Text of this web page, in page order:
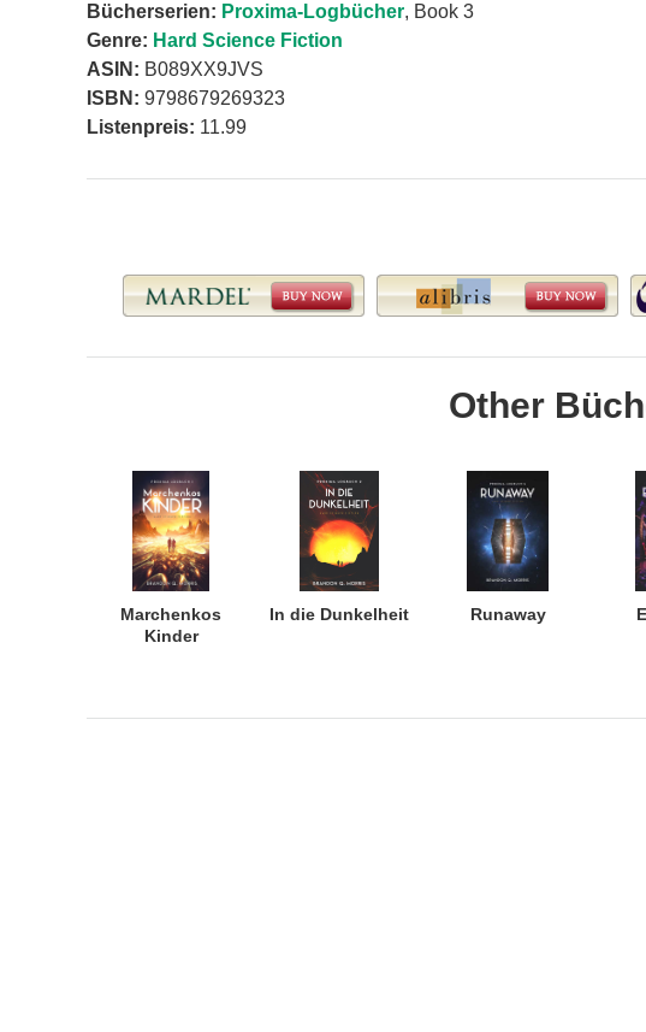
Bücherserien: Proxima-Logbücher, Book 3
Genre: Hard Science Fiction
ASIN: B089XX9JVS
ISBN: 9798679269323
Listenpreis: 11.99
Other
Marchenkos
Kinder
In die Dunkelheit Runaway